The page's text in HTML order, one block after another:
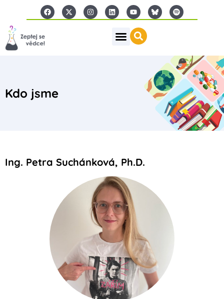
Kdo jsme
Ing. Petra Suchánková, Ph.D.